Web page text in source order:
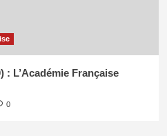
: L’Académie Française
0